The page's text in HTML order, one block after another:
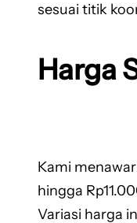
sesuai titik
Harga
Kami
hingga
Variasi harga